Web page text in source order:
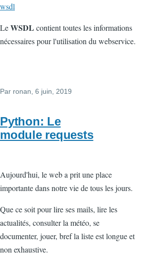
wsdl
LeWSDL contient toutes les informations
nécessaires pour l'utilisation du webservice.
Par ronan , 6 juin, 2019
Python: Le
module requests
Aujourd'hui, le web a prit une place
importante dans notre vie de tous les jours.
Que ce soit pour lire ses mails, lire les
actualités, consulter la météo, se
documenter, jouer, bref la liste est longue et
non exhaustive.